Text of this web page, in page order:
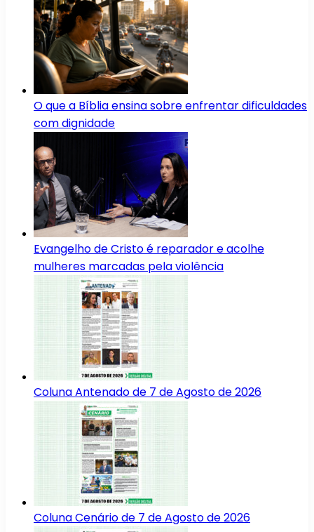
O que a Bíblia ensina sobre enfrentar dificuldades
com dignidade
Evangelho de Cristo é reparador e acolhe
mulheres marcadas pela violência
Coluna Antenado de 7 de Agosto de 2026
Coluna Cenário de 7 de Agosto de 2026